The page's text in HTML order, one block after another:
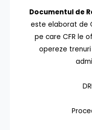
Documentul de
este elaborat de
pe care CFR le
opereze